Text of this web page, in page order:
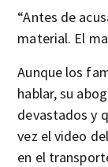
“Antes de
material. El
Aunque los
hablar, su
devastados y
vez el video
en el